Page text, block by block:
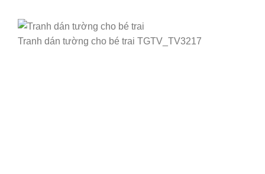
Tranh dán tường cho bé trai TGTV_TV3217